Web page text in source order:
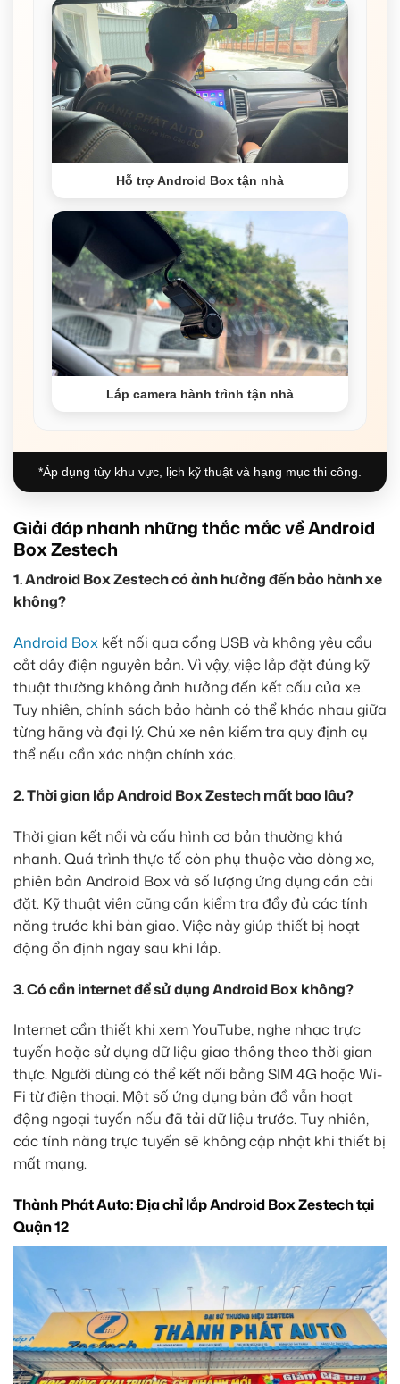
Hỗ trợ Android Box tận nhà
Lắp camera hành trình tận nhà
*Áp dụng tùy khu vực, lịch kỹ thuật và hạng mục thi công.
Giải đáp nhanh những thắc mắc về Android
Box Zestech
1. Android Box Zestech có ảnh hưởng đến bảo hành xe
không?
Android Box kết nối qua cổng USB và không yêu cầu
cắt dây điện nguyên bản. Vì vậy, việc lắp đặt đúng kỹ
thuật thường không ảnh hưởng đến kết cấu của xe.
Tuy nhiên, chính sách bảo hành có thể khác nhau giữa
từng hãng và đại lý. Chủ xe nên kiểm tra quy định cụ
thể nếu cần xác nhận chính xác.
2. Thời gian lắp Android Box Zestech mất bao lâu?
Thời gian kết nối và cấu hình cơ bản thường khá
nhanh. Quá trình thực tế còn phụ thuộc vào dòng xe,
phiên bản Android Box và số lượng ứng dụng cần cài
đặt. Kỹ thuật viên cũng cần kiểm tra đầy đủ các tính
năng trước khi bàn giao. Việc này giúp thiết bị hoạt
động ổn định ngay sau khi lắp.
3. Có cần internet để sử dụng Android Box không?
Internet cần thiết khi xem YouTube, nghe nhạc trực
tuyến hoặc sử dụng dữ liệu giao thông theo thời gian
thực. Người dùng có thể kết nối bằng SIM 4G hoặc Wi-
Fi từ điện thoại. Một số ứng dụng bản đồ vẫn hoạt
động ngoại tuyến nếu đã tải dữ liệu trước. Tuy nhiên,
các tính năng trực tuyến sẽ không cập nhật khi thiết bị
mất mạng.
Thành Phát Auto: Địa chỉ lắp Android Box Zestech tại
Quận 12